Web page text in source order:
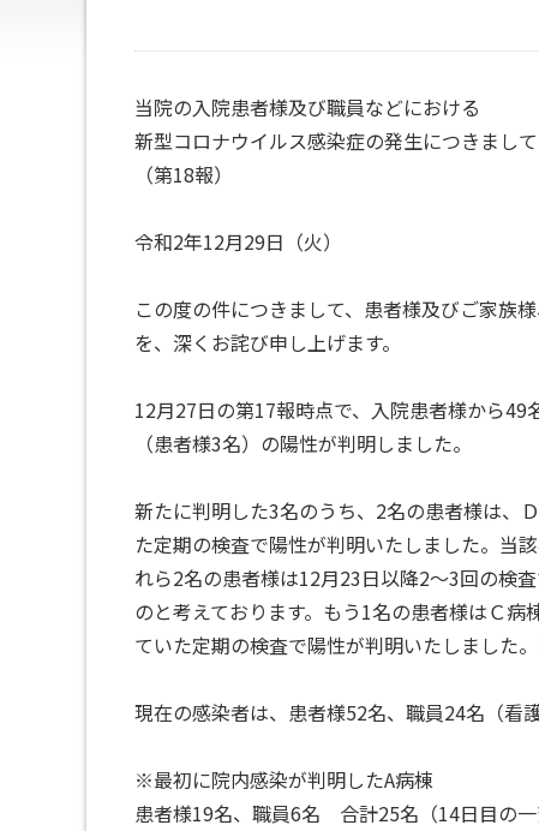
当院の入院患者様及び職員などにおける
新型コロナウイルス感染症の発生につきまして
（第18報）
令和2年12月29日（火）
この度の件につきまして、患者様及びご家族
を、深くお詫び申し上げます。
12月27日の第17報時点で、入院患者様から
（患者様3名）の陽性が判明しました。
新たに判明した3名のうち、2名の患者様は、
た定期の検査で陽性が判明いたしました。当
れら2名の患者様は12月23日以降2～3回の検
のと考えております。もう1名の患者様はＣ
ていた定期の検査で陽性が判明いたしました
現在の感染者は、患者様52名、職員24名（看
※最初に院内感染が判明したA病棟
患者様19名、職員6名 合計25名（14日目の一